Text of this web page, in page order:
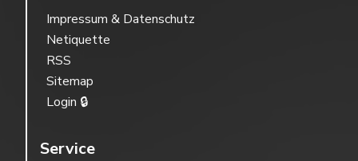
Impressum & Datenschutz
Netiquette
RSS
Sitemap
Login 🔒
Service